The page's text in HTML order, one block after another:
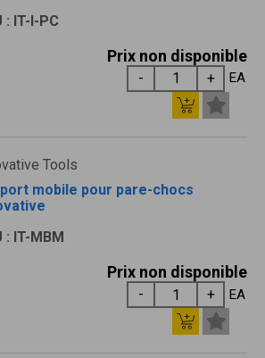
: IT-I-PC
Prix non disponible
EA
Tools
mobile pour pare-chocs
: IT-MBM
Prix non disponible
EA